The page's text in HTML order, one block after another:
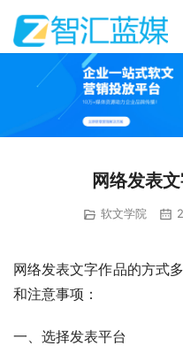
网络发表
软文学院
网络发表文字作品的方式
和注意事项：
一、选择发表平台